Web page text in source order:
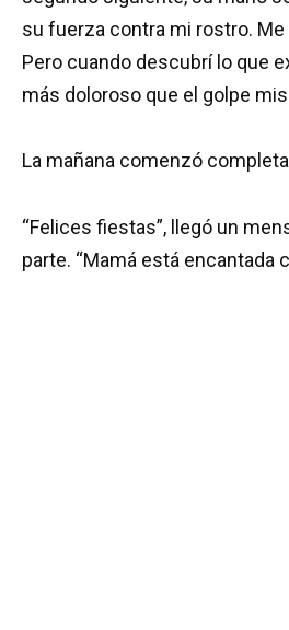
su fuerza contra mi rostro.
Pero cuando descubrí lo que
más doloroso que el golpe
La mañana comenzó
“Felices fiestas”, llegó un
parte. “Mamá está encantada